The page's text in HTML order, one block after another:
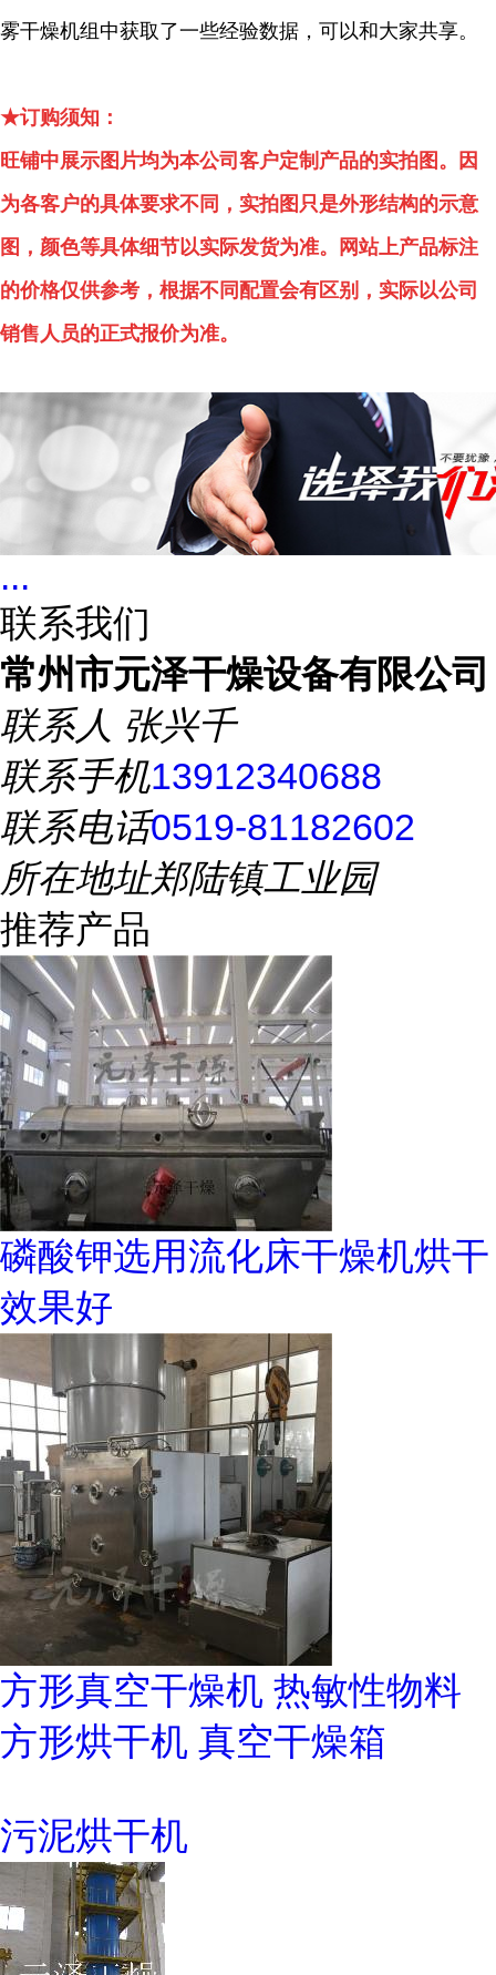
雾干燥机组中获取了一些经验数据，可以和大家共享。
★订购须知：
旺铺中展示图片均为本公司客户定制产品的实拍图。因
为各客户的具体要求不同，实拍图只是外形结构的示意
图，颜色等具体细节以实际发货为准。网站上产品标注
的价格仅供参考，根据不同配置会有区别，实际以公司
销售人员的正式报价为准。
...
联系我们
常州市元泽干燥设备有限公司
联系人 张兴千
联系手机13912340688
联系电话0519-81182602
所在地址郑陆镇工业园
推荐产品
磷酸钾选用流化床干燥机烘干
效果好
方形真空干燥机 热敏性物料
方形烘干机 真空干燥箱
污泥烘干机